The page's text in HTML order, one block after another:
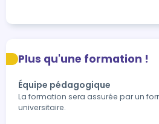
Plus qu'une formation !
Équipe pédagogique
La formation sera assurée par un
universitaire.